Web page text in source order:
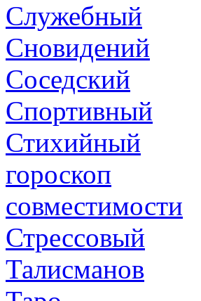
Служебный
Сновидений
Соседский
Спортивный
Стихийный
гороскоп
совместимости
Стрессовый
Талисманов